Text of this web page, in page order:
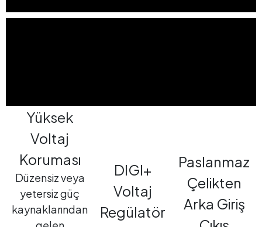
Yüksek
Voltaj
Koruması
Düzensiz veya
yetersiz güç
kaynaklarından
DIGI+
Voltaj
Regülatör
Paslanmaz
Çelikten
Arka Giriş